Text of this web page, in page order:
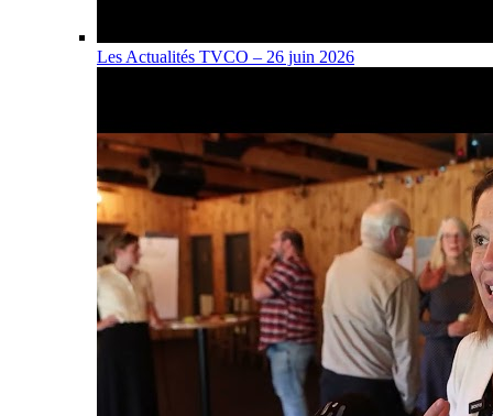
Les Actualités TVCO – 26 juin 2026